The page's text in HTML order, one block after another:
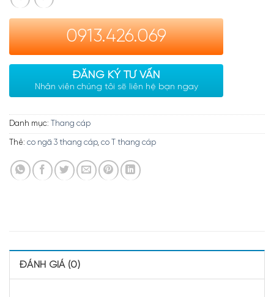
0913.426.069
ĐĂNG KÝ TƯ VẤN
Nhân viên chúng tôi sẽ liên hệ bạn ngay
Danh mục: Thang cáp
Thẻ: co ngã 3 thang cáp, co T thang cáp
ĐÁNH GIÁ (0)